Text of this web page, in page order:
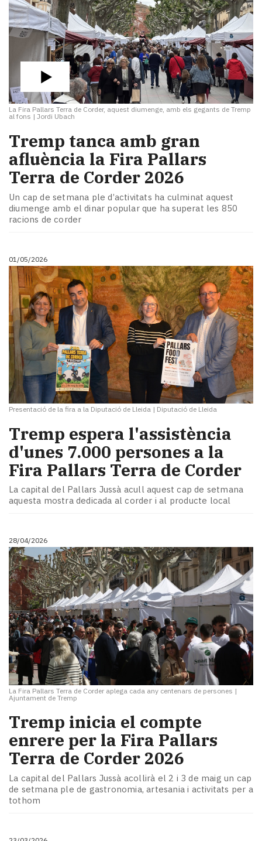
La Fira Pallars Terra de Corder, aquest diumenge, amb els gegants de Tremp
al fons | Jordi Ubach
Tremp tanca amb gran
afluència la Fira Pallars
Terra de Corder 2026
Un cap de setmana ple d’activitats ha culminat aquest
diumenge amb el dinar popular que ha superat les 850
racions de corder
01/05/2026
Presentació de la fira a la Diputació de Lleida | Diputació de Lleida
Tremp espera l'assistència
d'unes 7.000 persones a la
Fira Pallars Terra de Corder
La capital del Pallars Jussà acull aquest cap de setmana
aquesta mostra dedicada al corder i al producte local
28/04/2026
La Fira Pallars Terra de Corder aplega cada any centenars de persones |
Ajuntament de Tremp
Tremp inicia el compte
enrere per la Fira Pallars
Terra de Corder 2026
La capital del Pallars Jussà acollirà el 2 i 3 de maig un cap
de setmana ple de gastronomia, artesania i activitats per a
tothom